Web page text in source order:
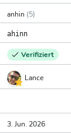
anhin (5)
ahinn
Verifiziert
Lance
3. Jun. 2026